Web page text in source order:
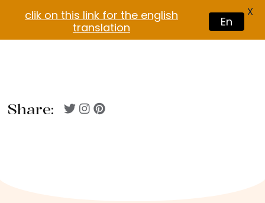
Share:
clik on this link for the english
translation
En
X